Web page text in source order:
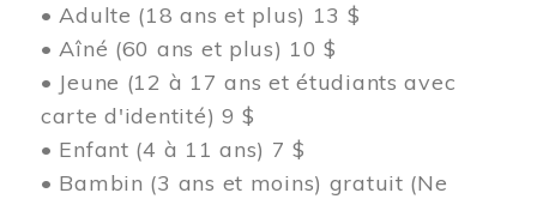
• Adulte (18 ans et plus) 13 $
• Aîné (60 ans et plus) 10 $
• Jeune (12 à 17 ans et étudiants avec
carte d'identité) 9 $
• Enfant (4 à 11 ans) 7 $
• Bambin (3 ans et moins) gratuit (Ne